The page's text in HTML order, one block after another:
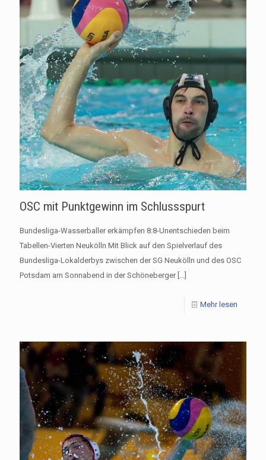
OSC mit Punktgewinn im Schlussspurt
Bundesliga-Wasserballer erkämpfen 8:8-Unentschieden beim
Tabellen-Vierten Neukölln Mit Blick auf den Spielverlauf des
Bundesliga-Lokalderbys zwischen der SG Neukölln und des OSC
Potsdam am Sonnabend in der Schöneberger[…]
Mehr lesen